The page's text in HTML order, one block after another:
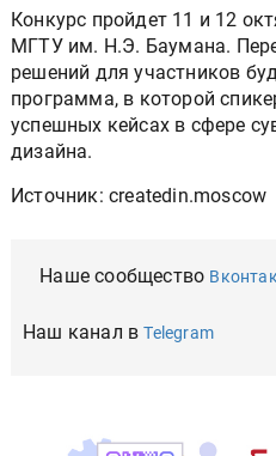
Конкурс пройдет 11 и 12
МГТУ им. Н.Э. Баумана.
решений для участников
программа, в которой
успешных кейсах в сфере
дизайна.
Источник: createdin.moscow
Наше сообщество
Наш канал вTelegram